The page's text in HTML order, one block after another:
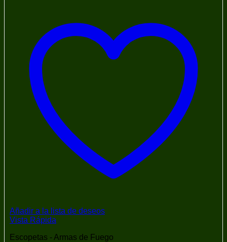
Añadir a la lista de deseos
Vista Rápida
Escopetas - Armas de Fuego